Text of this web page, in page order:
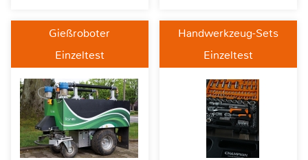
Gießroboter
Einzeltest
Handwerkzeug-Sets
Einzeltest